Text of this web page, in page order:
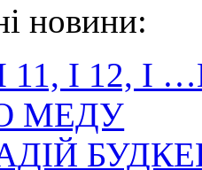
новини:
11, І 12,
МЕДУ